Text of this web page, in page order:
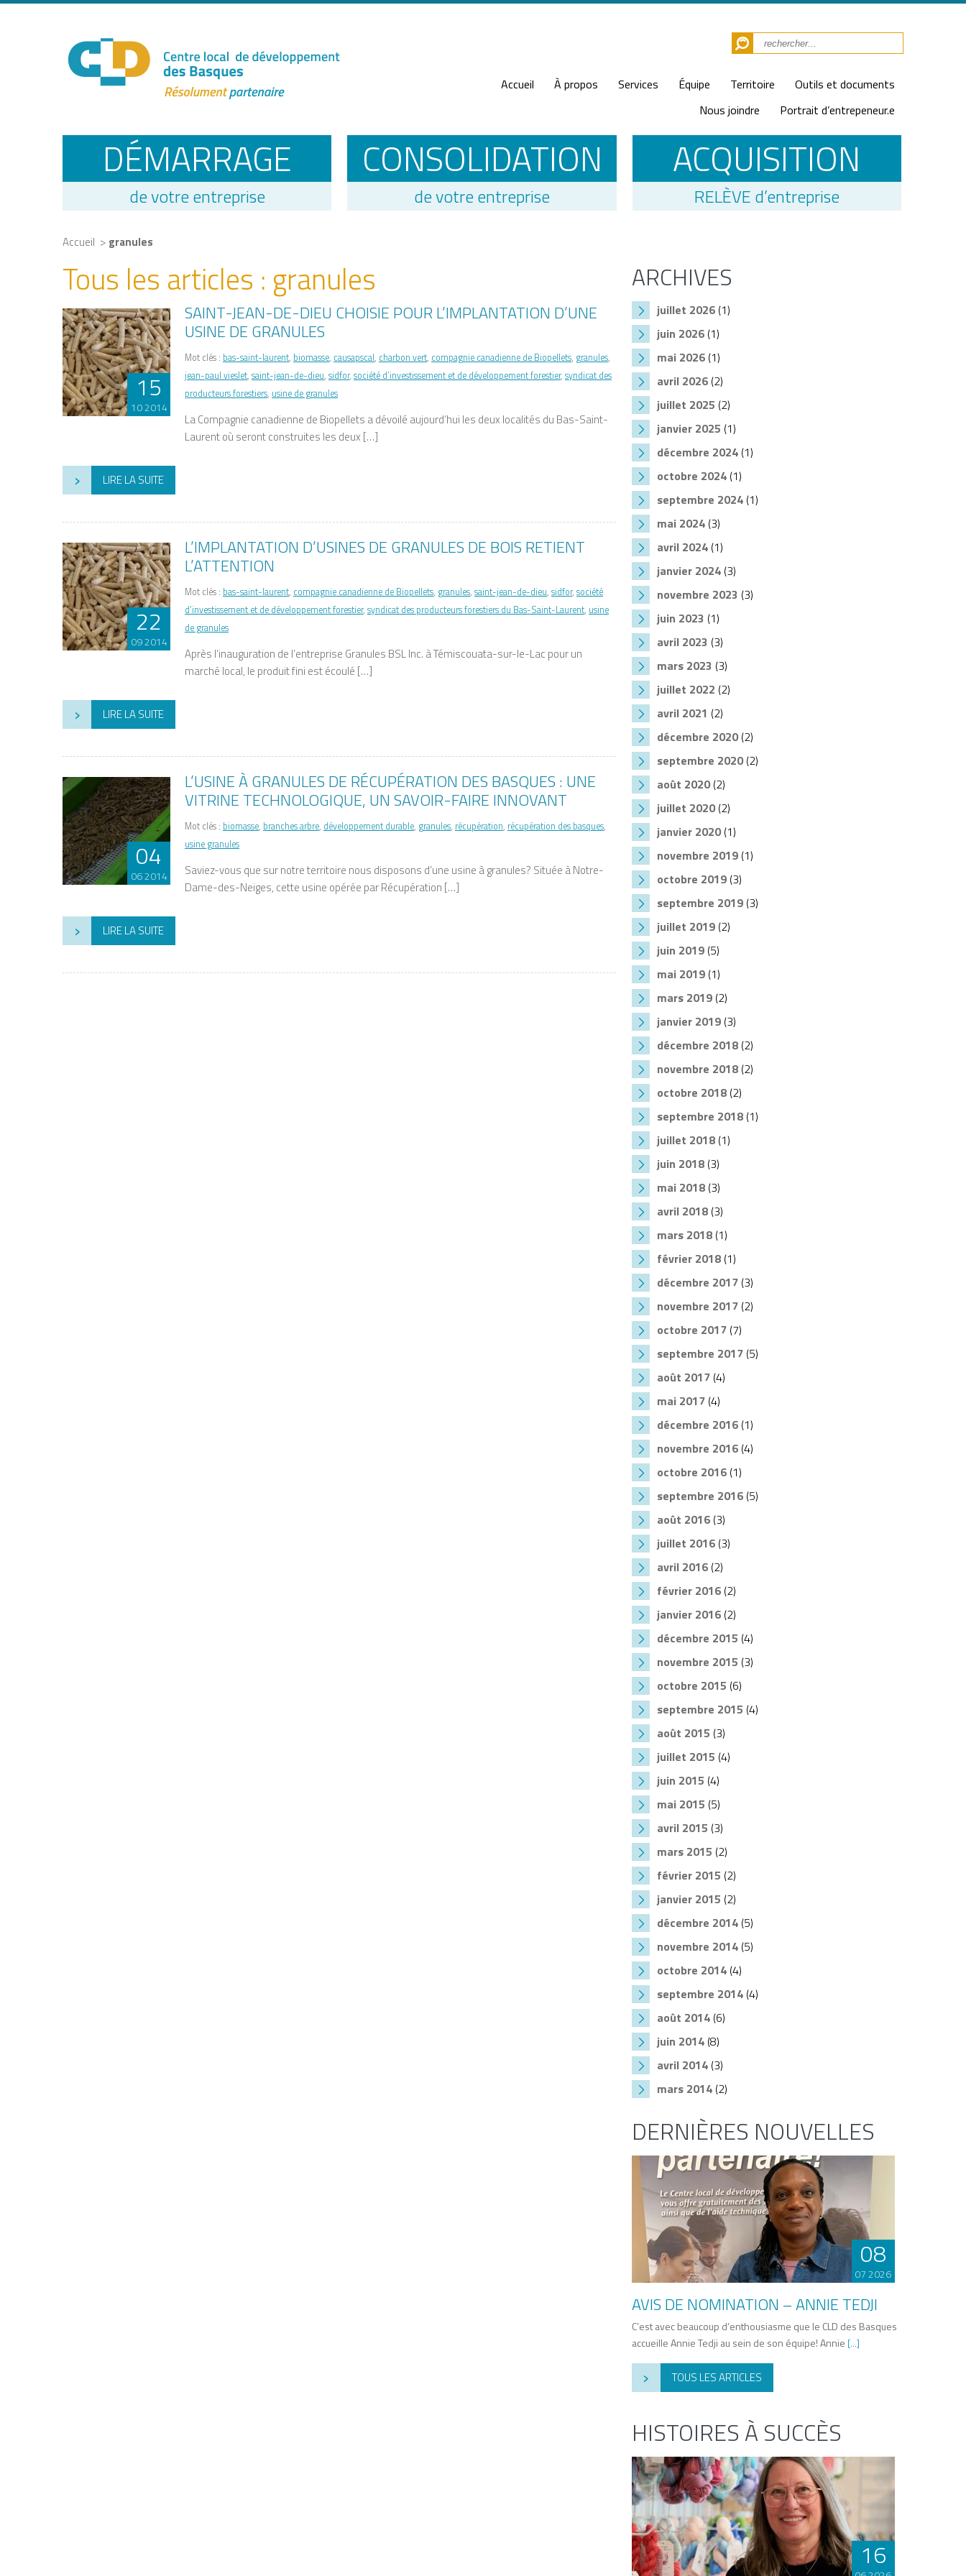
Accueil À propos Services Équipe Territoire
Outils et documents
Nous joindre
Portrait d’entrepeneur.e
DÉMARRAGE
de votre entreprise
CONSOLIDATION
de votre entreprise
ACQUISITION
RELÈVE d’entreprise
Accueil > granules
Tous les articles : granules
15
10 2014
SAINT-JEAN-DE-DIEU CHOISIE POUR L’IMPLANTATION D’UNE
USINE DE GRANULES
Mot clés : bas-saint-laurent, biomasse, causapscal, charbon vert, compagnie canadienne de Biopellets, granules,
jean-paul vieslet, saint-jean-de-dieu, sidfor, société d’investissement et de développement forestier, syndicat des
producteurs forestiers, usine de granules
La Compagnie canadienne de Biopellets a dévoilé aujourd’hui les deux localités du Bas-Saint-
Laurent où seront construites les deux […]
› LIRE LA SUITE
22
09 2014
L’IMPLANTATION D’USINES DE GRANULES DE BOIS RETIENT
L’ATTENTION
Mot clés : bas-saint-laurent, compagnie canadienne de Biopellets, granules, saint-jean-de-dieu, sidfor, société
d’investissement et de développement forestier, syndicat des producteurs forestiers du Bas-Saint-Laurent, usine
de granules
Après l’inauguration de l’entreprise Granules BSL Inc. à Témiscouata-sur-le-Lac pour un
marché local, le produit fini est écoulé […]
› LIRE LA SUITE
04
06 2014
L’USINE À GRANULES DE RÉCUPÉRATION DES BASQUES : UNE
VITRINE TECHNOLOGIQUE, UN SAVOIR-FAIRE INNOVANT
Mot clés : biomasse, branches arbre, développement durable, granules, récupération, récupération des basques,
usine granules
Saviez-vous que sur notre territoire nous disposons d’une usine à granules? Située à Notre-
Dame-des-Neiges, cette usine opérée par Récupération […]
› LIRE LA SUITE
ARCHIVES
juillet 2026(1)
juin 2026(1)
mai 2026(1)
avril 2026(2)
juillet 2025 (2)
janvier 2025 (1)
décembre 2024(1)
octobre 2024(1)
septembre 2024(1)
mai 2024(3)
avril 2024(1)
janvier 2024(3)
novembre 2023 (3)
juin 2023 (1)
avril 2023 (3)
mars 2023 (3)
juillet 2022 (2)
avril 2021 (2)
décembre 2020(2)
septembre 2020(2)
août 2020(2)
juillet 2020(2)
janvier 2020(1)
novembre 2019(1)
octobre 2019(3)
septembre 2019(3)
juillet 2019(2)
juin 2019(5)
mai 2019(1)
mars 2019(2)
janvier 2019(3)
décembre 2018(2)
novembre 2018(2)
octobre 2018(2)
septembre 2018(1)
juillet 2018(1)
juin 2018(3)
mai 2018(3)
avril 2018(3)
mars 2018(1)
février 2018(1)
décembre 2017(3)
novembre 2017(2)
octobre 2017(7)
septembre 2017(5)
août 2017(4)
mai 2017(4)
décembre 2016(1)
novembre 2016(4)
octobre 2016(1)
septembre 2016(5)
août 2016(3)
juillet 2016(3)
avril 2016(2)
février 2016(2)
janvier 2016(2)
décembre 2015 (4)
novembre 2015 (3)
octobre 2015 (6)
septembre 2015 (4)
août 2015 (3)
juillet 2015 (4)
juin 2015 (4)
mai 2015 (5)
avril 2015 (3)
mars 2015 (2)
février 2015 (2)
janvier 2015 (2)
décembre 2014(5)
novembre 2014(5)
octobre 2014(4)
septembre 2014(4)
août 2014(6)
juin 2014(8)
avril 2014(3)
mars 2014(2)
DERNIÈRES NOUVELLES
08
07 2026
AVIS DE NOMINATION – ANNIE TEDJI
C’est avec beaucoup d’enthousiasme que le CLD des Basques
accueille Annie Tedji au sein de son équipe! Annie [...]
› TOUS LES ARTICLES
HISTOIRES À SUCCÈS
16